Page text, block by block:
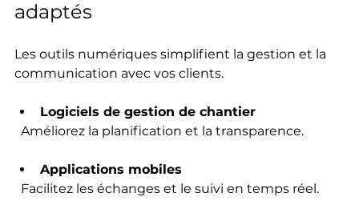
adaptés
Les outils numériques simplifient la gestion et la
communication avec vos clients.
Logiciels de gestion de chantier
  Améliorez la planification et la transparence.
Applications mobiles
  Facilitez les échanges et le suivi en temps réel.